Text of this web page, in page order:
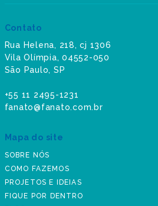
Contato
Rua Helena, 218, cj 1306
Vila Olímpia, 04552-050
São Paulo, SP
+55 11 2495-1231
fanato@fanato.com.br
Mapa do site
SOBRE NÓS
COMO FAZEMOS
PROJETOS E IDEIAS
FIQUE POR DENTRO